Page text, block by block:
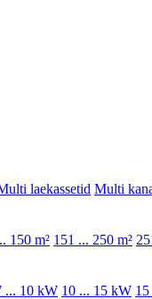
laekassetid Multi
150 m² 151 ... 250 m²
... 10 kW 10 ... 15 kW